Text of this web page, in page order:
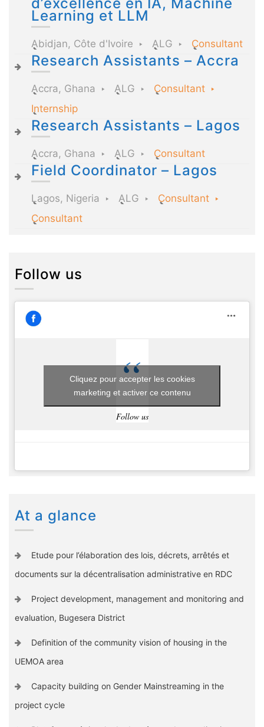
Learning et LLM
Abidjan, Côte d'Ivoire ALG Consultant
Research Assistants – Accra
Accra, Ghana ALG
Consultant
Internship
Research Assistants – Lagos
Accra, Ghana ALG Consultant
Field Coordinator – Lagos
Lagos, Nigeria ALG
Consultant
Consultant
Follow us
Follow us
Cliquez pour accepter les cookies
marketing et activer ce contenu
At a glance
Etude pour l’élaboration des lois, décrets, arrêtés et
documents sur la décentralisation administrative en RDC
Project development, management and monitoring and
evaluation, Bugesera District
Definition of the community vision of housing in the
UEMOA area
Capacity building on Gender Mainstreaming in the
project cycle